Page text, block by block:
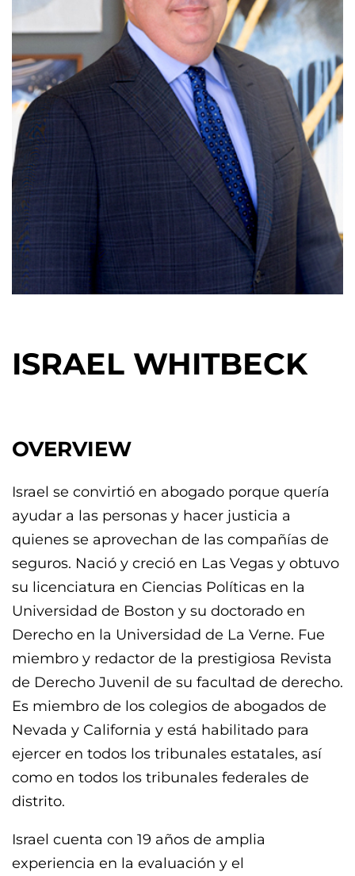
ISRAEL WHITBECK
OVERVIEW
Israel se convirtió en abogado porque quería
ayudar a las personas y hacer justicia a
quienes se aprovechan de las compañías de
seguros. Nació y creció en Las Vegas y obtuvo
su licenciatura en Ciencias Políticas en la
Universidad de Boston y su doctorado en
Derecho en la Universidad de La Verne. Fue
miembro y redactor de la prestigiosa Revista
de Derecho Juvenil de su facultad de derecho.
Es miembro de los colegios de abogados de
Nevada y California y está habilitado para
ejercer en todos los tribunales estatales, así
como en todos los tribunales federales de
distrito.
Israel cuenta con 19 años de amplia
experiencia en la evaluación y el